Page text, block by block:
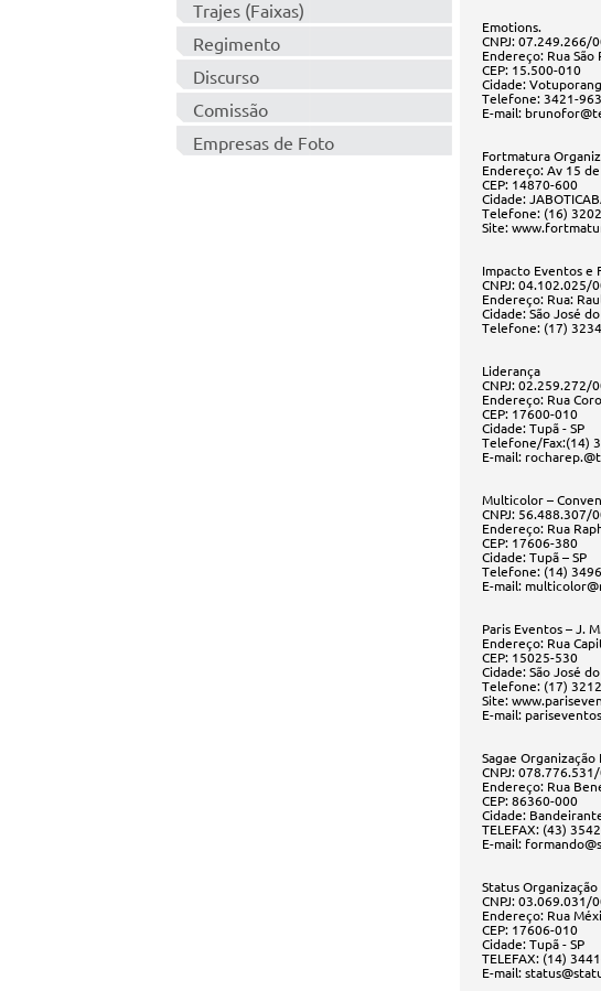
Trajes (Faixas)
Regimento
Discurso
Comissão
Empresas de Foto
Emotions.
CNPJ: 07.249.266/
Endereço: Rua
CEP: 15.500-010
Cidade:
Telefone: 3421-
E-mail:
Fortmatura
Endereço: Av 15
CEP: 14870-600
Cidade:
Telefone: (16)
Site:
Impacto Eventos e
CNPJ: 04.102.025/
Endereço: Rua:
Cidade: São José
Telefone: (17)
Liderança
CNPJ: 02.259.272/
Endereço: Rua
CEP: 17600-010
Cidade: Tupã - SP
Telefone/Fax:(14)
E-mail:
Multicolor –
CNPJ: 56.488.307/
Endereço: Rua
CEP: 17606-380
Cidade: Tupã – SP
Telefone: (14)
E-mail:
Paris Eventos – J.
Endereço: Rua
CEP: 15025-530
Cidade: São José
Telefone: (17)
Site:
E-mail:
Sagae
CNPJ:
Endereço: Rua
CEP: 86360-000
Cidade:
TELEFAX: (43)
E-mail:
Status
CNPJ: 03.069.031/
Endereço: Rua
CEP: 17606-010
Cidade: Tupã - SP
TELEFAX: (14)
E-mail: